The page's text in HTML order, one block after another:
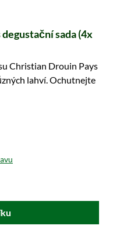
sada (4x
Christian Drouin Pays
lahví. Ochutnejte